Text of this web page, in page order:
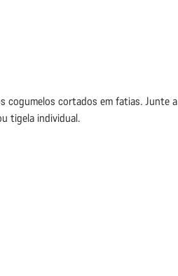
cogumelos cortados em fatias. Junte a
tigela individual.